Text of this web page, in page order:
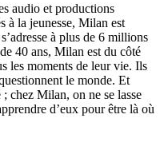
audio et productions
à la jeunesse, Milan est
à plus de 6 millions
40 ans, Milan est du côté
les moments de leur vie. Ils
le monde. Et
chez Milan, on ne se lasse
d’eux pour être là où